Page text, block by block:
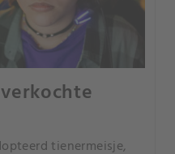
tienermeisje,